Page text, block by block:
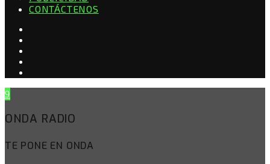
CONTÁCTENOS
ONDA RADIO
TE PONE EN ONDA